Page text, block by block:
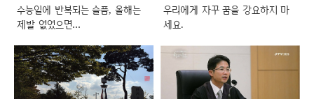
수능일에 반복되는 슬픔, 올해는
제발 없었으면…
우리에게 자꾸 꿈을 강요하지 마
세요.